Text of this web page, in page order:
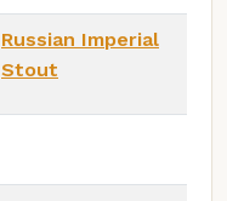
Russian Imperial
Stout